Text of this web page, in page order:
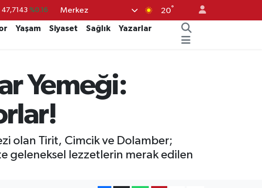
47,7143 %0.16
%-0.02
13.887 %64
Merkez 20°
Yaşam Siyaset Sağlık
Yazarlar
Yemeği:
olan Tirit, Cimcik ve Dolamber;
geleneksel lezzetlerin merak edilen